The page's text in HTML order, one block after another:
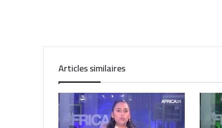
Articles similaires